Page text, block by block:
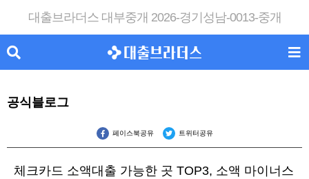
대출브라더스 대부중개 2026-경기성남-0013-중개
공식블로그
페이스북공유 트위터공유
체크카드 소액대출 가능한 곳 TOP3, 소액 마이너스